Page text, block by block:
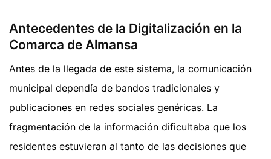
Antecedentes de la Digitalización en la
Comarca de Almansa
Antes de la llegada de este sistema, la comunicación
municipal dependía de bandos tradicionales y
publicaciones en redes sociales genéricas. La
fragmentación de la información dificultaba que los
residentes estuvieran al tanto de las decisiones que